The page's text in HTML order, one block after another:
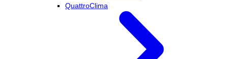
QuattroClima